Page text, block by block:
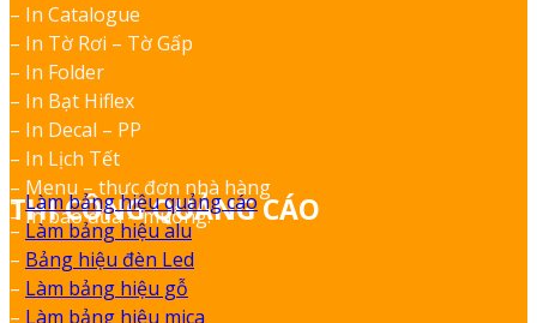
– In Catalogue
– In Tờ Rơi – Tờ Gấp
– In Folder
– In Bạt Hiflex
– In Decal – PP
– In Lịch Tết
– Menu – thực đơn nhà hàng
– In bao đũa – muỗng.
THI CÔNG QUẢNG CÁO
–Làm bảng hiệu quảng cáo
– Làm bảng hiệu alu
– Bảng hiệu đèn Led
– Làm bảng hiệu gỗ
– Làm bảng hiệu mica